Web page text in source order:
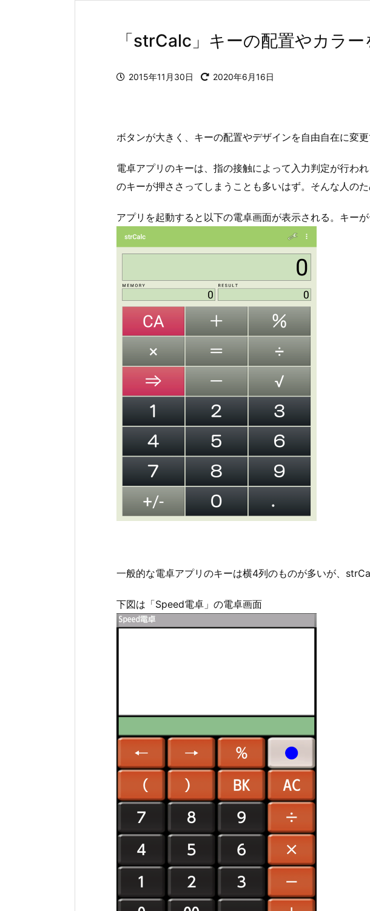
「strCalc」キーの配置やカラ
2015年11月30日 2020年6月16日
ボタンが大きく、キーの配置やデザインを自由自在に変
電卓アプリのキーは、指の接触によって入力判定が行わ
のキーが押ささってしまうことも多いはず。そんな人の
アプリを起動すると以下の電卓画面が表示される。キーが
一般的な電卓アプリのキーは横4列のものが多いが、
下図は「Speed電卓」の電卓画面